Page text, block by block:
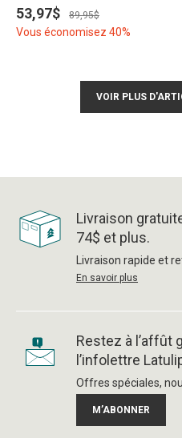
53,97$ 89,95$
Vous économisez 40%
VOIR PLUS
Livraison
74$ et plus.
Livraison rapide et
En savoir plus
Restez à l’affût
l’infolettre
Offres spéciales,
M’ABONNER